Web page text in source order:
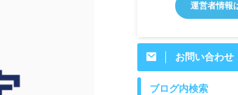
運営者情報
お問い合わせ
ブログ内検索